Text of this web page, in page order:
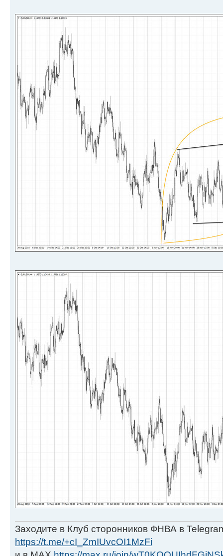
Заходите в Клуб сторонников ФНВА в
https://t.me/+cI_ZmIUvcOI1MzFi